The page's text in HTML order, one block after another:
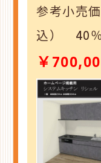
参考小売
込） 40
￥